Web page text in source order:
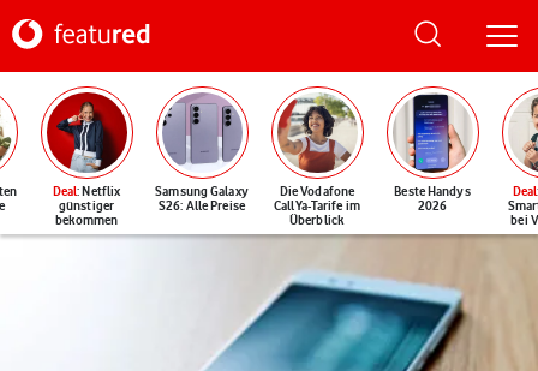
Deal: Netflix
günstiger
bekommen
Samsung Galaxy
S26: Alle Preise
Die Vodafone
CallYa-Tarife im
Überblick
Beste Handys
2026
Deal
bei